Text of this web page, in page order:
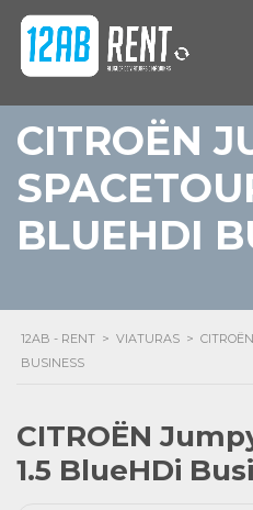
CITROËN
BLUEHDI
12AB - RENT > VIATURAS >
BUSINESS
CITROËN
1.5 BlueHDi